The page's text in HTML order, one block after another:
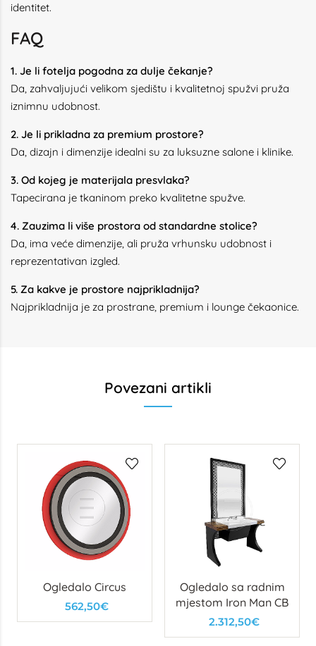
identitet.
FAQ
1. Je li fotelja pogodna za dulje čekanje?
Da, zahvaljujući velikom sjedištu i kvalitetnoj spužvi pruža
iznimnu udobnost.
2. Je li prikladna za premium prostore?
Da, dizajn i dimenzije idealni su za luksuzne salone i klinike.
3. Od kojeg je materijala presvlaka?
Tapecirana je tkaninom preko kvalitetne spužve.
4. Zauzima li više prostora od standardne stolice?
Da, ima veće dimenzije, ali pruža vrhunsku udobnost i
reprezentativan izgled.
5. Za kakve je prostore najprikladnija?
Najprikladnija je za prostrane, premium i lounge čekaonice.
Povezani artikli
Ogledalo Circus
562,50€
Ogledalo sa radnim
mjestom Iron Man CB
2.312,50€